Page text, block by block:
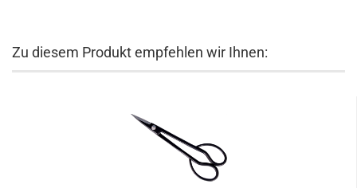
Zu diesem Produkt empfehlen wir Ihnen: